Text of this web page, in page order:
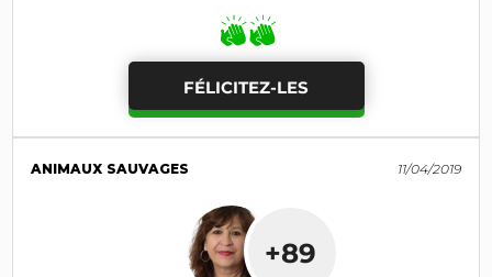
FÉLICITEZ-LES
ANIMAUX SAUVAGES 11/04/2019
+89